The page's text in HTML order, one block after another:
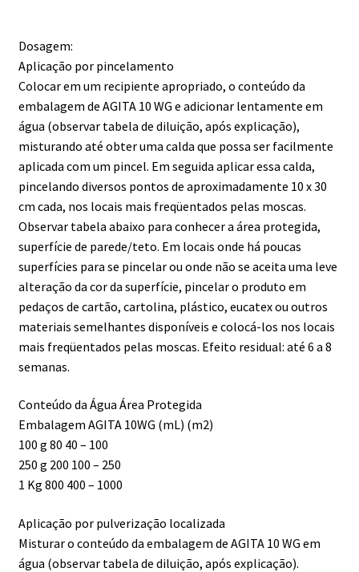
Dosagem:
Aplicação por pincelamento
Colocar em um recipiente apropriado, o conteúdo da
embalagem de AGITA 10 WG e adicionar lentamente em
água (observar tabela de diluição, após explicação),
misturando até obter uma calda que possa ser facilmente
aplicada com um pincel. Em seguida aplicar essa calda,
pincelando diversos pontos de aproximadamente 10 x 30
cm cada, nos locais mais freqüentados pelas moscas.
Observar tabela abaixo para conhecer a área protegida,
superfície de parede/teto. Em locais onde há poucas
superfícies para se pincelar ou onde não se aceita uma leve
alteração da cor da superfície, pincelar o produto em
pedaços de cartão, cartolina, plástico, eucatex ou outros
materiais semelhantes disponíveis e colocá-los nos locais
mais freqüentados pelas moscas. Efeito residual: até 6 a 8
semanas.
Conteúdo da Água Área Protegida
Embalagem AGITA 10WG (mL) (m2)
100 g 80 40 – 100
250 g 200 100 – 250
1 Kg 800 400 – 1000
Aplicação por pulverização localizada
Misturar o conteúdo da embalagem de AGITA 10 WG em
água (observar tabela de diluição, após explicação).